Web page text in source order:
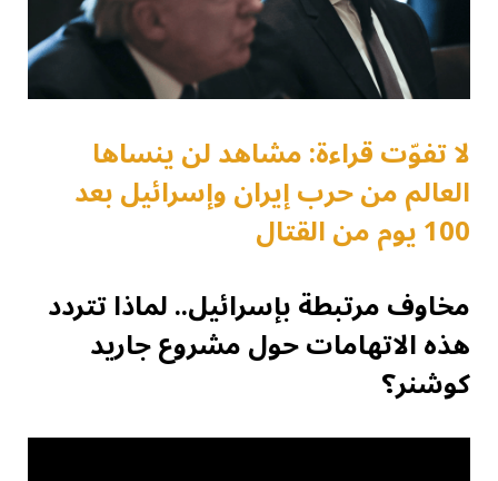
لا تفوّت قراءة: مشاهد لن ينساها
العالم من حرب إيران وإسرائيل بعد
100 يوم من القتال
مخاوف مرتبطة بإسرائيل.. لماذا تتردد
هذه الاتهامات حول مشروع جاريد
كوشنر؟